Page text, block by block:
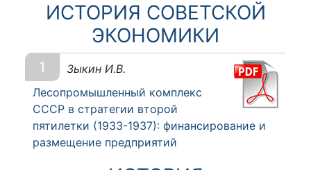
ИСТОРИЯ СОВЕТСКОЙ
ЭКОНОМИКИ
1
Зыкин И.В.
Лесопромышленный комплекс
СССР в стратегии второй
пятилетки (1933-1937): финансирование и
размещение предприятий